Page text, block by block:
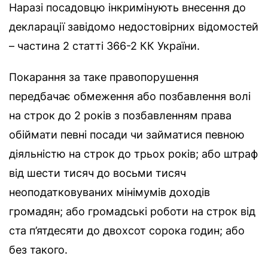
Наразі посадовцю інкримінують внесення до
декларації завідомо недостовірних відомостей
– частина 2 статті 366-2 КК України.
Покарання за таке правопорушення
передбачає обмеження або позбавлення волі
на строк до 2 років з позбавленням права
обіймати певні посади чи займатися певною
діяльністю на строк до трьох років; або штраф
від шести тисяч до восьми тисяч
неоподатковуваних мінімумів доходів
громадян; або громадські роботи на строк від
ста п’ятдесяти до двохсот сорока годин; або
без такого.